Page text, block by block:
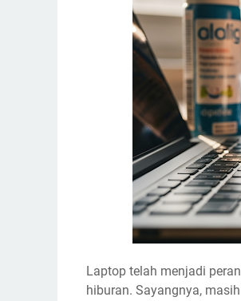
Laptop telah menjadi
hiburan. Sayangnya,